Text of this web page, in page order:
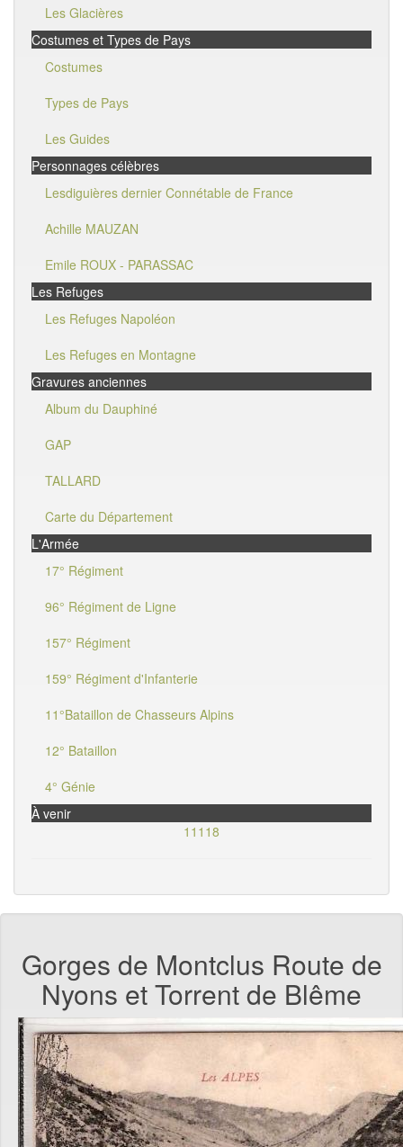
Les Glacières
Costumes et Types de Pays
Costumes
Types de Pays
Les Guides
Personnages célèbres
Lesdiguières dernier Connétable de France
Achille MAUZAN
Emile ROUX - PARASSAC
Les Refuges
Les Refuges Napoléon
Les Refuges en Montagne
Gravures anciennes
Album du Dauphiné
GAP
TALLARD
Carte du Département
L'Armée
17° Régiment
96° Régiment de Ligne
157° Régiment
159° Régiment d'Infanterie
11°Bataillon de Chasseurs Alpins
12° Bataillon
4° Génie
À venir
11118
Gorges de Montclus Route de
Nyons et Torrent de Blême